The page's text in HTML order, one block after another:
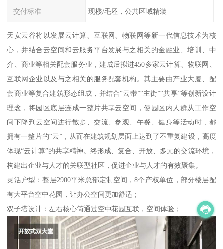
交付标准 现楼/毛坯，公共区域精装
天安云谷将以发展云计算、互联网、物联网等新一代信息技术为核
心，并结合云空间和云服务平台发展与之相关的金融业、培训、中
介、商业等相关配套服务业，建成后拟进450多家云计算、物联网、
互联网企业以及与之相关的服务配套机构。其主要由产业大厦、配
套商业等复合建筑形态组成，并结合“云带”“主街”“共享”等创新设计
理念，将园区底层连成一整片共享云空间，使园区内人群从工作空
间下降到云空间进行散步、交流、参观、午餐、健身等活动时，都
拥有一整片的“云”，从而在建筑规划层面上达到了不重复建设，高度
体现“云计算”的共享精神。终形成、复合、开放、多元的交流环境，
构建出企业与人才的关联型社区，促进企业与人才的有效聚集。
灵活户型：整层2900平米总部定制空间，8个产权单位，部分楼层配
有大平台空中花园，让办公空间更加舒适；
双子塔设计：左右核心筒通过空中花园互联，空间体验；